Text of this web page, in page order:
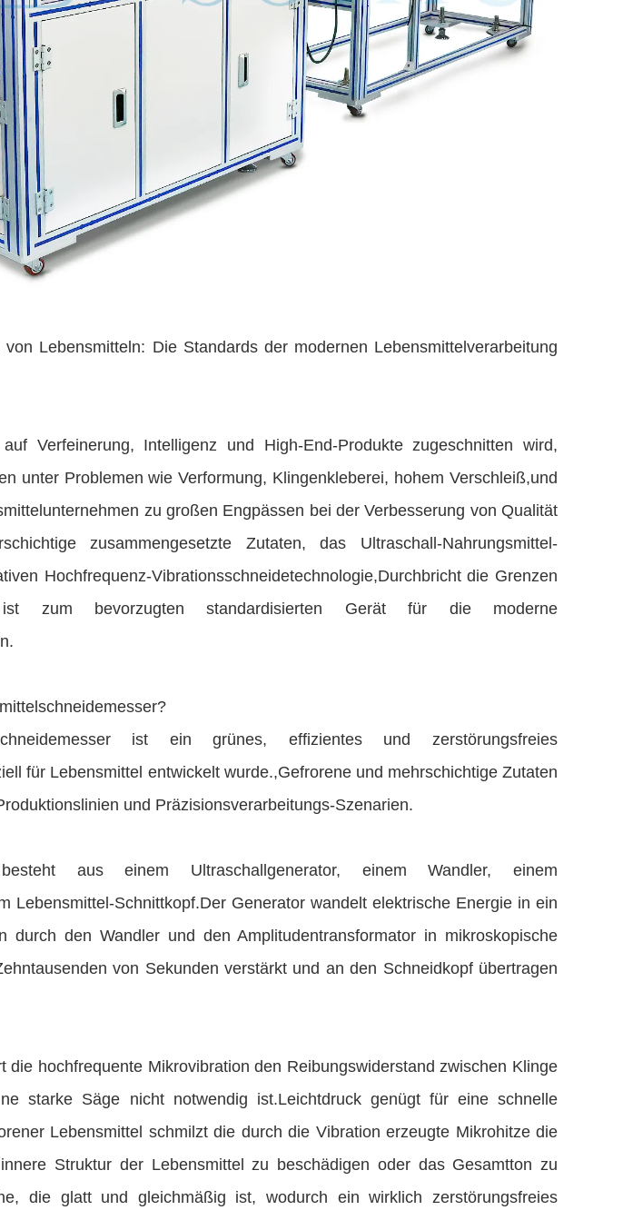
Lebensmitteln: Die Standards der modernen Lebensmittelverarbeitung
Verfeinerung, Intelligenz und High-End-Produkte zugeschnitten wird,
unter Problemen wie Verformung, Klingenkleberei, hohem Verschleiß,und
zu großen Engpässen bei der Verbesserung von Qualität
zusammengesetzte Zutaten, das Ultraschall-Nahrungsmittel-
Hochfrequenz-Vibrationsschneidetechnologie,Durchbricht die Grenzen
zum bevorzugten standardisierten Gerät für die moderne
ist ein grünes, effizientes und zerstörungsfreies
für Lebensmittel entwickelt wurde.,Gefrorene und mehrschichtige Zutaten
und Präzisionsverarbeitungs-Szenarien.
aus einem Ultraschallgenerator, einem Wandler, einem
Lebensmittel-Schnittkopf.Der Generator wandelt elektrische Energie in ein
durch den Wandler und den Amplitudentransformator in mikroskopische
von Sekunden verstärkt und an den Schneidkopf übertragen
die hochfrequente Mikrovibration den Reibungswiderstand zwischen Klinge
starke Säge nicht notwendig ist.Leichtdruck genügt für eine schnelle
Lebensmittel schmilzt die durch die Vibration erzeugte Mikrohitze die
Struktur der Lebensmittel zu beschädigen oder das Gesamtton zu
die glatt und gleichmäßig ist, wodurch ein wirklich zerstörungsfreies